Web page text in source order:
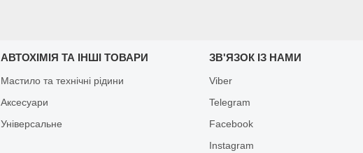
АВТОХІМІЯ ТА ІНШІ ТОВАРИ
Мастило та технічні рідини
Аксесуари
Універсальне
ЗВ'ЯЗОК ІЗ НАМИ
Viber
Telegram
Facebook
Іnstagram